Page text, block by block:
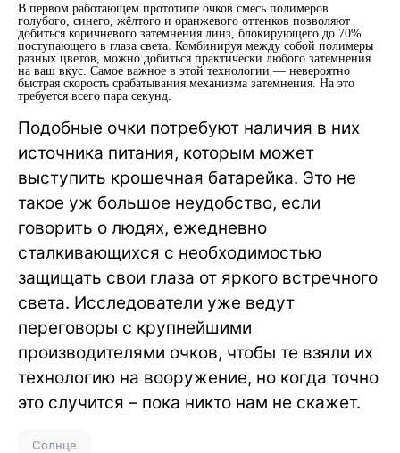
В первом работающем прототипе очков смесь полимеров
голубого, синего, жёлтого и оранжевого оттенков позволяют
добиться коричневого затемнения линз, блокирующего до 70%
поступающего в глаза света. Комбинируя между собой полимеры
разных цветов, можно добиться практически любого затемнения
на ваш вкус. Самое важное в этой технологии — невероятно
быстрая скорость срабатывания механизма затемнения. На это
требуется всего пара секунд.
Подобные очки потребуют наличия в них
источника питания, которым может
выступить крошечная батарейка. Это не
такое уж большое неудобство, если
говорить о людях, ежедневно
сталкивающихся с необходимостью
защищать свои глаза от яркого встречного
света. Исследователи уже ведут
переговоры с крупнейшими
производителями очков, чтобы те взяли их
технологию на вооружение, но когда точно
это случится – пока никто нам не скажет.
Солнце